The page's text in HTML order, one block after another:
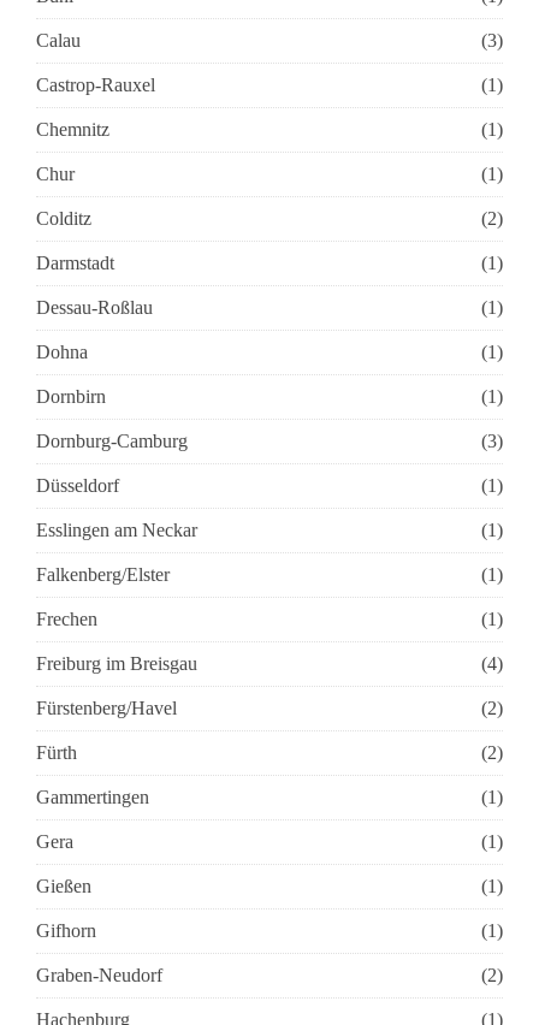
Calau (3)
Castrop-Rauxel (1)
Chemnitz (1)
Chur (1)
Colditz (2)
Darmstadt (1)
Dessau-Roßlau (1)
Dohna (1)
Dornbirn (1)
Dornburg-Camburg (3)
Düsseldorf (1)
Esslingen am Neckar (1)
Falkenberg/Elster (1)
Frechen (1)
Freiburg im Breisgau (4)
Fürstenberg/Havel (2)
Fürth (2)
Gammertingen (1)
Gera (1)
Gießen (1)
Gifhorn (1)
Graben-Neudorf (2)
Hachenburg (1)